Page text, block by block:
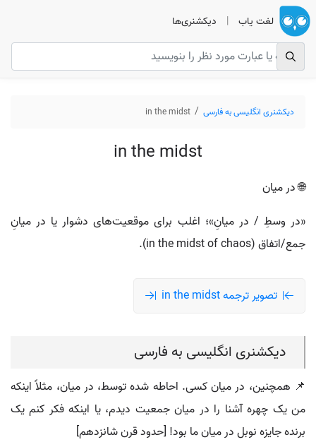
لغت یاب | دیکشنری‌ها
دیکشنری انگلیسی به فارسی in the midst
in the midst
🌐 در میان
«در وسطِ / در میانِ»؛ اغلب برای موقعیت‌های دشوار یا در میانِ
جمع/اتفاق (in the midst of chaos).
تصویر ترجمه in the midst
دیکشنری انگلیسی به فارسی
📌 همچنین، در میان کسی. احاطه شده توسط، در میان، مثلاً اینکه
من یک چهره آشنا را در میان جمعیت دیدم، یا اینکه فکر کنم یک
برنده جایزه نوبل در میان ما بود! [حدود قرن شانزدهم]